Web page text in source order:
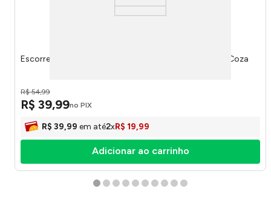
Escorredor de Louças Basic Light Gray 108480468 - Coza
R$ 54,99
R$ 39,99no PIX
R$ 39,99 em até2xR$ 19,99
Adicionar ao carrinho